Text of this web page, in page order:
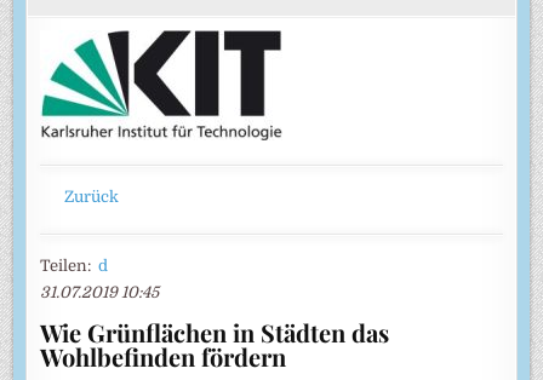
Zurück
Teilen:d
31.07.2019 10:45
Wie Grünflächen in Städten das
Wohlbefinden fördern